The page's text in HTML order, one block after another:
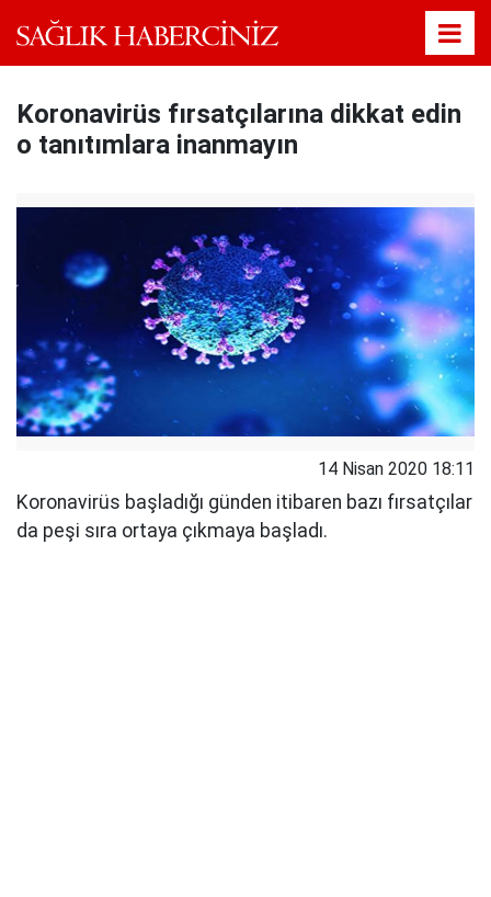
Koronavirüs fırsatçılarına dikkat edin
o tanıtımlara inanmayın
14 Nisan 2020 18:11
Koronavirüs başladığı günden itibaren bazı fırsatçılar
da peşi sıra ortaya çıkmaya başladı.